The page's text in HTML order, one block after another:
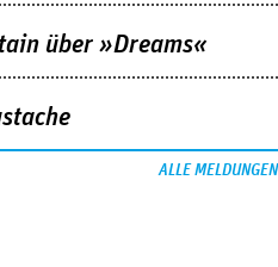
über »Dreams«
ALLE MELDUNGEN